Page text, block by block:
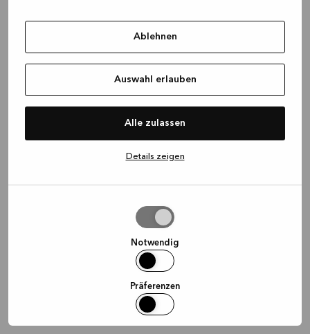
Ablehnen
Auswahl erlauben
Alle zulassen
Details zeigen
Notwendig
Präferenzen
loadingwww.kvik.de (see the browser console for more
information)